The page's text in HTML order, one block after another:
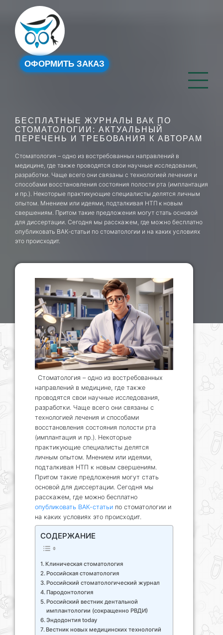
ОФОРМИТЬ ЗАКАЗ
БЕСПЛАТНЫЕ ЖУРНАЛЫ ВАК ПО
СТОМАТОЛОГИИ: АКТУАЛЬНЫЙ
ПЕРЕЧЕНЬ И ТРЕБОВАНИЯ К АВТОРАМ
Стоматология – одно из востребованных направлений в
медицине, где также проводятся свои научные исследования,
разработки. Чаще всего они связаны с технологией лечения и
способами восстановления состояния полости рта (имплантация
и пр.). Некоторые практикующие специалисты делятся личным
опытом. Мнением или идеями, подталкивая НТП к новым
свершениям. Притом такие предложения могут стать основой
для диссертации. Сегодня мы расскажем, где можно бесплатно
опубликовать ВАК-статьи по стоматологии и на каких условиях
это происходит.
Стоматология – одно из востребованных
направлений в медицине, где также
проводятся свои научные исследования,
разработки. Чаще всего они связаны с
технологией лечения и способами
восстановления состояния полости рта
(имплантация и пр.). Некоторые
практикующие специалисты делятся
личным опытом. Мнением или идеями,
подталкивая НТП к новым свершениям.
Притом такие предложения могут стать
основой для диссертации. Сегодня мы
расскажем, где можно бесплатно
опубликовать ВАК-статьи по стоматологии и
на каких условиях это происходит.
СОДЕРЖАНИЕ
Клиническая стоматология
Российская стоматология
Российский стоматологический журнал
Пародонтология
Российский вестник дентальной
имплантологии (сокращенно РВДИ)
Эндодонтия today
Вестник новых медицинских технологий